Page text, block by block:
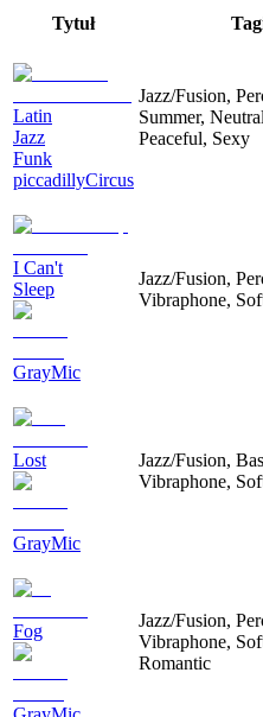
Tytuł
Latin
Jazz
Funk
piccadillyCircus
Jazz/Fusion,
Summer,
Peaceful, Sexy
I Can't
Sleep
GrayMic
Jazz/Fusion,
Vibraphone,
Lost
GrayMic
Jazz/Fusion,
Vibraphone,
Fog
Jazz/Fusion,
Vibraphone,
Romantic